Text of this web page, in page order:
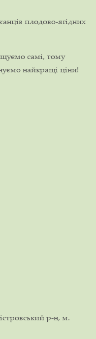
плодово-ягідних
самі, тому
найкращі ціни!
р-н, м.